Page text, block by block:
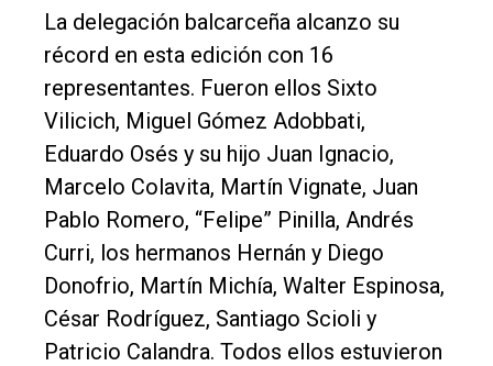
La delegación balcarceña alcanzo su
récord en esta edición con 16
representantes. Fueron ellos Sixto
Vilicich, Miguel Gómez Adobbati,
Eduardo Osés y su hijo Juan Ignacio,
Marcelo Colavita, Martín Vignate, Juan
Pablo Romero, “Felipe” Pinilla, Andrés
Curri, los hermanos Hernán y Diego
Donofrio, Martín Michía, Walter Espinosa,
César Rodríguez, Santiago Scioli y
Patricio Calandra. Todos ellos estuvieron